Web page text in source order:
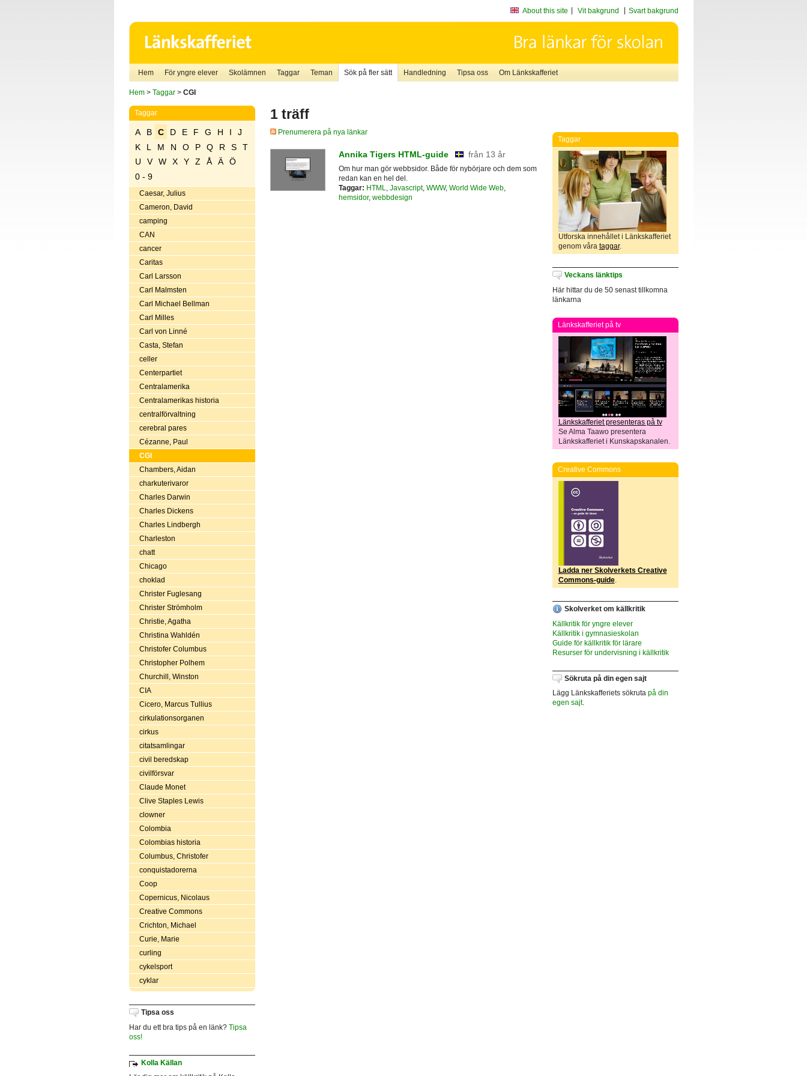
About this site Vit bakgrund Svart bakgrund
Hem För yngre elever Skolämnen Taggar Teman Sök på fler sätt Handledning Tipsa oss Om Länkskafferiet
Hem> Taggar> CGI
Taggar
A B C D E F G H I
J
K
L M N O P Q R S
T
U
V W X Y Z Å Ä
Ö
0 - 9
Caesar, Julius
Cameron, David
camping
CAN
cancer
Caritas
Carl Larsson
Carl Malmsten
Carl Michael Bellman
Carl Milles
Carl von Linné
Casta, Stefan
celler
Centerpartiet
Centralamerika
Centralamerikas historia
centralförvaltning
cerebral pares
Cézanne, Paul
CGI
Chambers, Aidan
charkuterivaror
Charles Darwin
Charles Dickens
Charles Lindbergh
Charleston
chatt
Chicago
choklad
Christer Fuglesang
Christer Strömholm
Christie, Agatha
Christina Wahldén
Christofer Columbus
Christopher Polhem
Churchill, Winston
CIA
Cicero, Marcus Tullius
cirkulationsorganen
cirkus
citatsamlingar
civil beredskap
civilförsvar
Claude Monet
Clive Staples Lewis
clowner
Colombia
Colombias historia
Columbus, Christofer
conquistadorerna
Coop
Copernicus, Nicolaus
Creative Commons
Crichton, Michael
Curie, Marie
curling
cykelsport
cyklar
Tipsa oss
Har du ett bra tips på en länk? Tipsa
oss!
Kolla Källan
1 träff
Prenumerera på nya länkar
Annika Tigers HTML-guide från 13 år
Om hur man gör webbsidor. Både för nybörjare och dem som
redan kan en hel del.
Taggar: HTML Javascript, WWW, World Wide Web,
hemsidor, webbdesign
Taggar
Utforska innehållet i Länkskafferiet
genom våra taggar.
Veckans länktips
Här hittar du de 50 senast tillkomna
länkarna
Länkskafferiet på tv
Länkskafferiet presenteras på tv
Se Alma Taawo presentera
Länkskafferiet i Kunskapskanalen.
Creative Commons
Ladda ner Skolverkets Creative
Commons-guide.
Skolverket om källkritik
Källkritik för yngre elever
Källkritik i gymnasieskolan
Guide för källkritik för lärare
Resurser för undervisning i källkritik
Sökruta på din egen sajt
Lägg Länkskafferiets sökruta på din
egen sajt.